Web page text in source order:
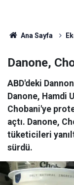
Ana Sayfa
Danone,
ABD'deki
Danone, Hamdi
Chobani'ye
açtı. Danone,
tüketicileri
sürdü.